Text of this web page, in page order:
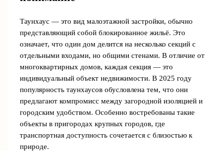
Таунхаус — это вид малоэтажной застройки, обычно
представляющий собой блокированное жильё. Это
означает, что один дом делится на несколько секций с
отдельными входами, но общими стенами. В отличие от
многоквартирных домов, каждая секция — это
индивидуальный объект недвижимости. В 2025 году
популярность таунхаусов обусловлена тем, что они
предлагают компромисс между загородной изоляцией и
городским удобством. Особенно востребованы такие
объекты в пригородах крупных городов, где
транспортная доступность сочетается с близостью к
природе.